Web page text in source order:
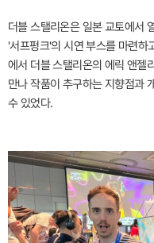
더블 스탤리온은 일본 교토에서
'서프펑크'의 시연 부스를 마련하
에서 더블 스탤리온의 에릭 앤
만나 작품이 추구하는 지향점과
수 있었다.